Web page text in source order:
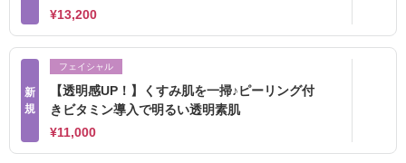
¥13,200
新
規
フェイシャル
【透明感UP！】くすみ肌を一掃♪ピーリング付
きビタミン導入で明るい透明素肌
¥11,000